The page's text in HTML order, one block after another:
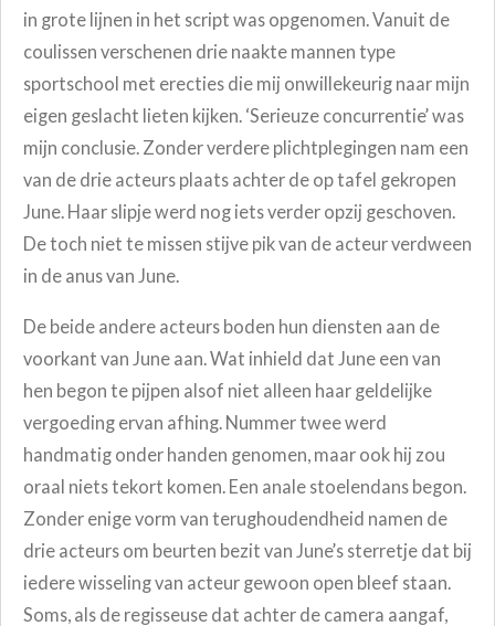
in grote lijnen in het script was opgenomen. Vanuit de
coulissen verschenen drie naakte mannen type
sportschool met erecties die mij onwillekeurig naar mijn
eigen geslacht lieten kijken. ‘Serieuze concurrentie’ was
mijn conclusie. Zonder verdere plichtplegingen nam een
van de drie acteurs plaats achter de op tafel gekropen
June. Haar slipje werd nog iets verder opzij geschoven.
De toch niet te missen stijve pik van de acteur verdween
in de anus van June.
De beide andere acteurs boden hun diensten aan de
voorkant van June aan. Wat inhield dat June een van
hen begon te pijpen alsof niet alleen haar geldelijke
vergoeding ervan afhing. Nummer twee werd
handmatig onder handen genomen, maar ook hij zou
oraal niets tekort komen. Een anale stoelendans begon.
Zonder enige vorm van terughoudendheid namen de
drie acteurs om beurten bezit van June’s sterretje dat bij
iedere wisseling van acteur gewoon open bleef staan.
Soms, als de regisseuse dat achter de camera aangaf,